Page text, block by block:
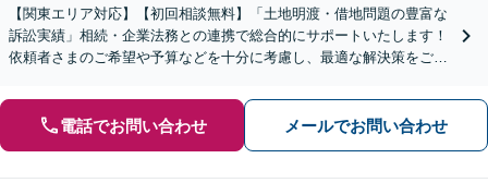
【関東エリア対応】【初回相談無料】「土地明渡・借地問題の豊富な
訴訟実績」相続・企業法務との連携で総合的にサポートいたします！
依頼者さまのご希望や予算などを十分に考慮し、最適な解決策をご提
電話でお問い合わせ メールでお問い合わせ